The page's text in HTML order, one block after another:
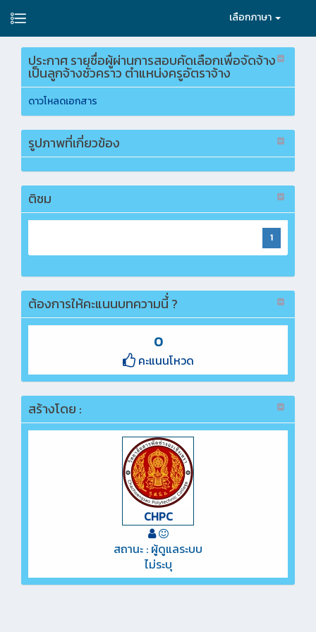
เลือกภาษา
ประกาศ รายชื่อผู้ผ่านการสอบคัดเลือกเพื่อจัดจ้าง
เป็นลูกจ้างชั่วคราว ตำแหน่งครูอัตราจ้าง
ดาวโหลดเอกสาร
รูปภาพที่เกี่ยวข้อง
ติชม
1
ต้องการให้คะแนนบทความนี้่ ?
0
คะแนนโหวด
สร้างโดย :
CHPC
สถานะ : ผู้ดูแลระบบ
ไม่ระบุ